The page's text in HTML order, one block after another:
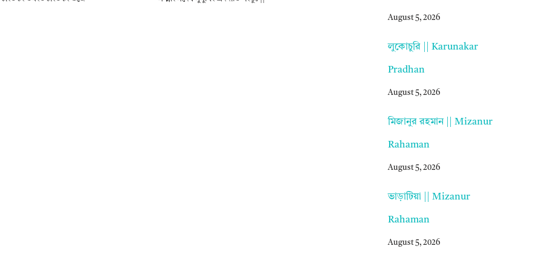
August 5, 2026
লুকোচুরি || Karunakar
Pradhan
August 5, 2026
মিজানুর রহমান || Mizanur
Rahaman
August 5, 2026
ভাড়াটিয়া || Mizanur
Rahaman
August 5, 2026